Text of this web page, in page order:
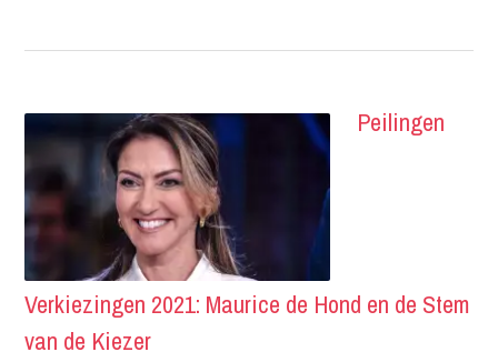
Peilingen
Verkiezingen 2021: Maurice de Hond en de Stem
van de Kiezer